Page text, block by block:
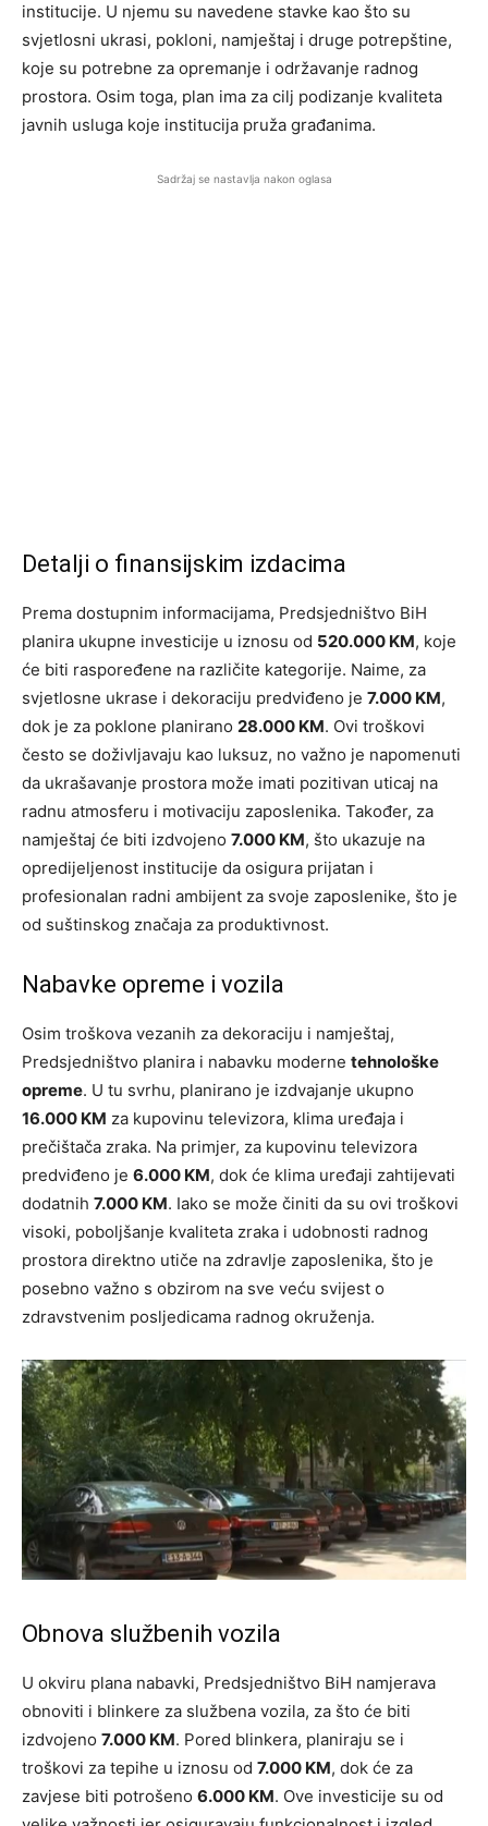
institucije. U njemu su navedene stavke kao što su
svjetlosni ukrasi, pokloni, namještaj i druge potrepštine,
koje su potrebne za opremanje i održavanje radnog
prostora. Osim toga, plan ima za cilj podizanje kvaliteta
javnih usluga koje institucija pruža građanima.
Sadržaj se nastavlja nakon oglasa
Detalji o finansijskim izdacima
Prema dostupnim informacijama, Predsjedništvo BiH
planira ukupne investicije u iznosu od 520.000 KM, koje
će biti raspoređene na različite kategorije. Naime, za
svjetlosne ukrase i dekoraciju predviđeno je 7.000 KM,
dok je za poklone planirano 28.000 KM. Ovi troškovi
često se doživljavaju kao luksuz, no važno je napomenuti
da ukrašavanje prostora može imati pozitivan uticaj na
radnu atmosferu i motivaciju zaposlenika. Također, za
namještaj će biti izdvojeno 7.000 KM, što ukazuje na
opredijeljenost institucije da osigura prijatan i
profesionalan radni ambijent za svoje zaposlenike, što je
od suštinskog značaja za produktivnost.
Nabavke opreme i vozila
Osim troškova vezanih za dekoraciju i namještaj,
Predsjedništvo planira i nabavku moderne tehnološke
opreme. U tu svrhu, planirano je izdvajanje ukupno
16.000 KM za kupovinu televizora, klima uređaja i
prečištača zraka. Na primjer, za kupovinu televizora
predviđeno je 6.000 KM, dok će klima uređaji zahtijevati
dodatnih 7.000 KM. Iako se može činiti da su ovi troškovi
visoki, poboljšanje kvaliteta zraka i udobnosti radnog
prostora direktno utiče na zdravlje zaposlenika, što je
posebno važno s obzirom na sve veću svijest o
zdravstvenim posljedicama radnog okruženja.
Obnova službenih vozila
U okviru plana nabavki, Predsjedništvo BiH namjerava
obnoviti i blinkere za službena vozila, za što će biti
izdvojeno 7.000 KM. Pored blinkera, planiraju se i
troškovi za tepihe u iznosu od 7.000 KM, dok će za
zavjese biti potrošeno 6.000 KM. Ove investicije su od